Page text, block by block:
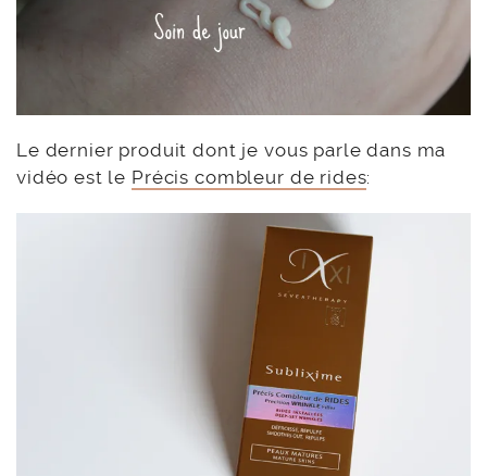
Le dernier produit dont je vous parle dans ma
vidéo est le Précis combleur de rides: